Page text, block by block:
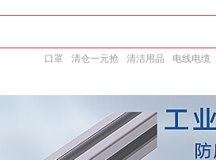
口罩 清仓一元抢 清洁用品 电线电缆